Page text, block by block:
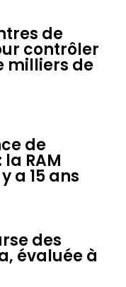
de
contrôler
milliers de
de
RAM
a 15 ans
des
évaluée à